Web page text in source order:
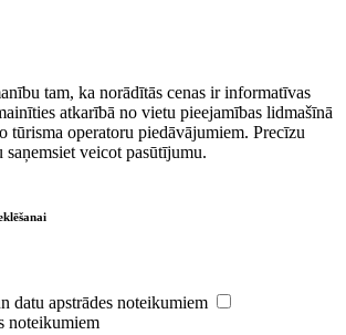
tam, ka norādītās cenas ir ​informatīvas
atkarībā ​no ​vietu pieejamības lidmašīnā
tūrisma operatoru piedāvājumiem. Precīzu
veicot pasūtījumu.
datu apstrādes noteikumiem
noteikumiem